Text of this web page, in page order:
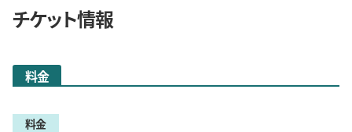
チケット情報
料金
料金